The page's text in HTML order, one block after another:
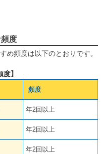
度
め頻度は以下のとおりです。
】
頻度
年2回以上
年2回以上
年2回以上